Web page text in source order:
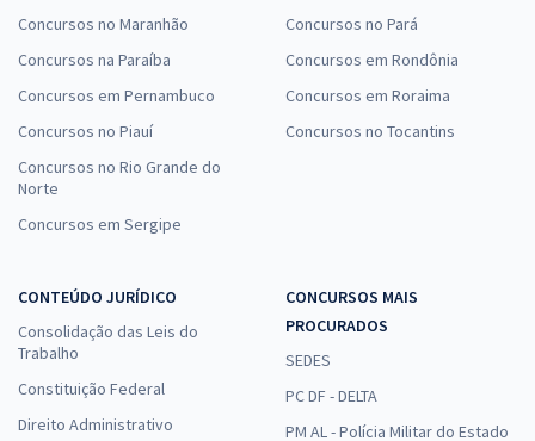
Concursos no Maranhão
Concursos na Paraíba
Concursos em Pernambuco
Concursos no Piauí
Concursos no Rio Grande do
Norte
Concursos em Sergipe
Concursos no Pará
Concursos em Rondônia
Concursos em Roraima
Concursos no Tocantins
CONTEÚDO JURÍDICO
Consolidação das Leis do
Trabalho
Constituição Federal
Direito Administrativo
CONCURSOS MAIS
PROCURADOS
SEDES
PC DF - DELTA
PM AL - Polícia Militar do Estado